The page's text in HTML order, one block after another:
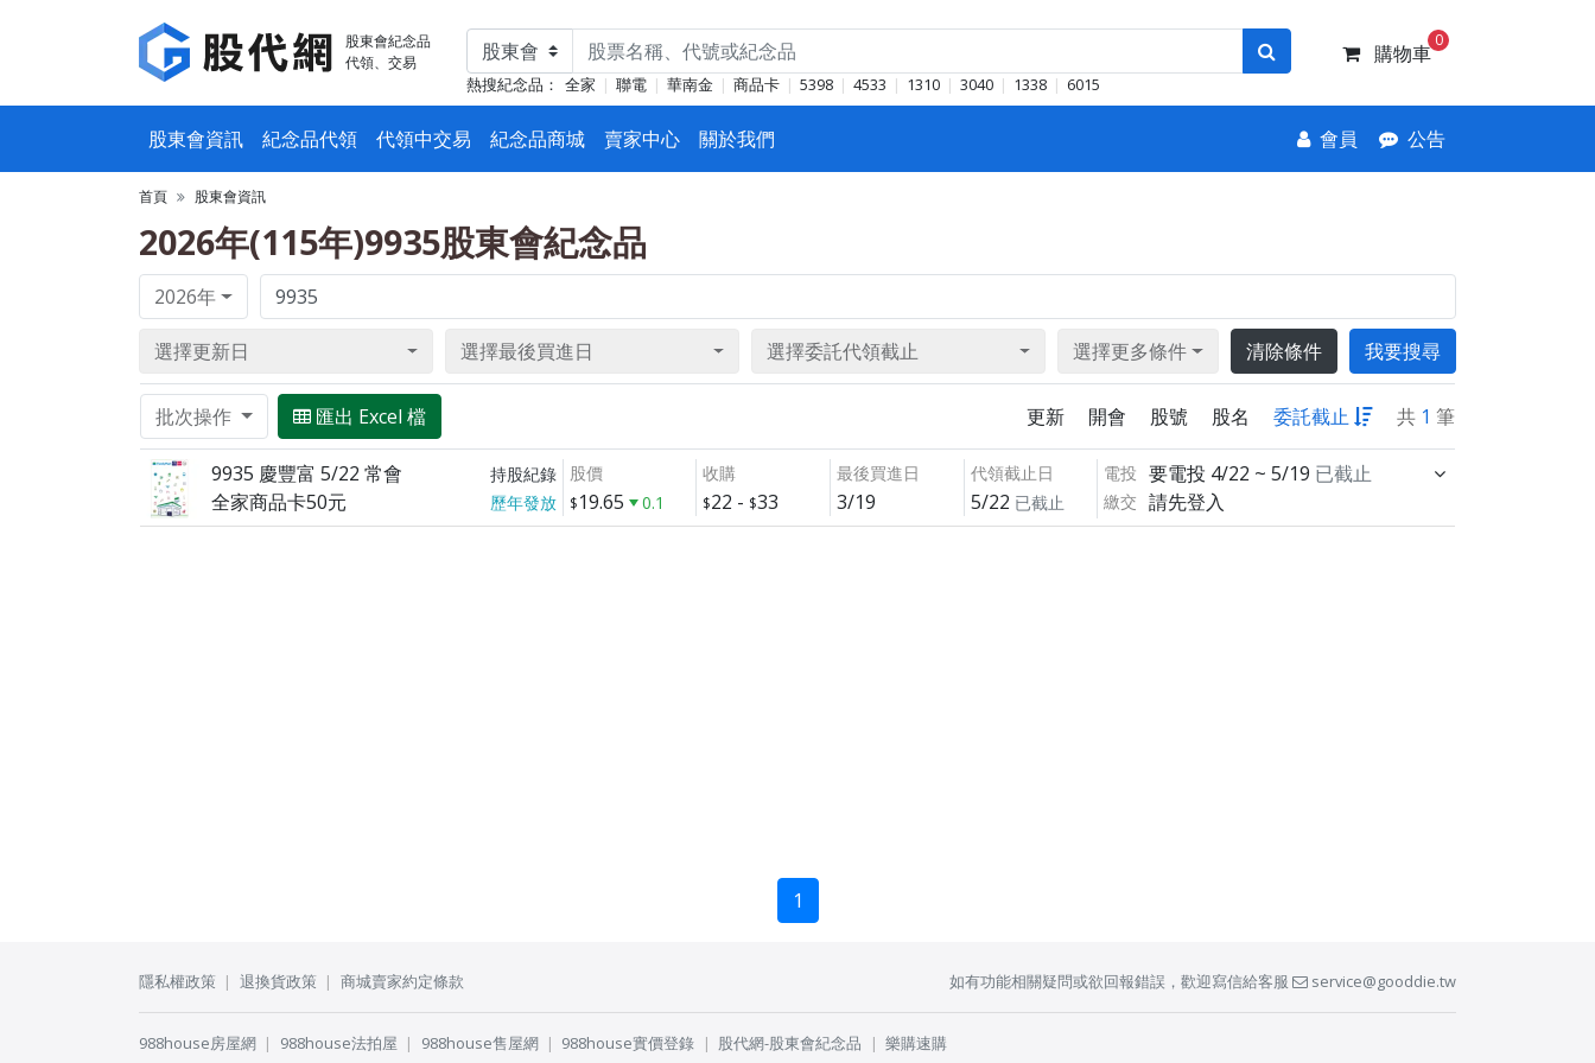
股東會紀念品
代領、交易
熱搜紀念品： 全家 聯電 華南金 商品卡 5398 4533 1310 3040 1338 6015
購物車
0
股東會資訊 紀念品代領 代領中交易 紀念品商城 賣家中心 關於我們 會員 公告
首頁 股東會資訊
2026年(115年)9935股東會紀念品
2026年
選擇更新日 選擇最後買進日 選擇委託代領截止 選擇更多條件 清除條件 我要搜尋
批次操作 匯出 Excel 檔 更新 開會 股號 股名 委託截止 共 1 筆
9935 慶豐富 5/22 常會 持股紀錄
全家商品卡50元 歷年發放
股價
19.65 0.1
收購
22 - 33
最後買進日
3/19
代領截止日
5/22 已截止
電投 要電投 4/22 ~ 5/19 已截止
繳交 請先登入
1
隱私權政策 退換貨政策 商城賣家約定條款 如有功能相關疑問或欲回報錯誤，歡迎寫信給客服 service@gooddie.tw
988house房屋網 988house法拍屋 988house售屋網 988house實價登錄 股代網-股東會紀念品 樂購速購